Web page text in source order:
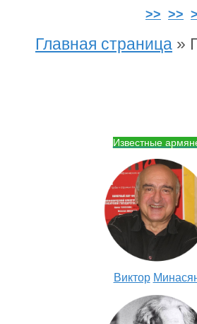
>> >>
Главная страница »
Известные
Виктор